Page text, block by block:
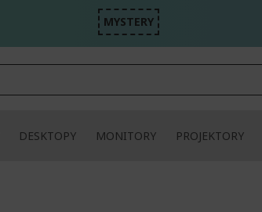
MYSTERY
DESKTOPY MONITORY PROJEKTORY